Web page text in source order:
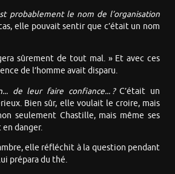
probablement le nom de l’organisation
elle pouvait sentir que c’était un nom
sûrement de tout mal. » Et avec ces
de l’homme avait disparu.
de leur faire confiance... ?C’était un
Bien sûr, elle voulait le croire, mais
seulement Chastille, mais même ses
danger.
elle réfléchit à la question pendant
prépara du thé.